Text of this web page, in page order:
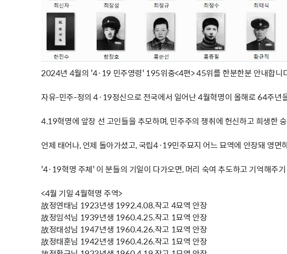
2024년 4월의 '4·19 민주영령' 195위중<4편> 45위를 한분한분 안내합니
자유-민주-정의 4·19정신으로 전국에서 일어난 4월혁명이 올해로 64주년
4.19혁명에 앞장 선 고인들을 추모하며, 민주주의 쟁취에 헌신하고 희생한
언제 태어나, 언제 돌아가셨고, 국립4·19민주묘지 어느 묘역에 안장돼 영면
'4·19혁명 주체' 이 분들의 기일이 다가오면, 머리 숙여 추도하고 기억해주
<4월 기일 4월혁명 주역>
故정연태님 1923년생 1992.4.08.작고 4묘역 안장
故정임석님 1939년생 1960.4.25.작고 1묘역 안장
故정태성님 1947년생 1960.4.26.작고 1묘역 안장
故정태훈님 1942년생 1960.4.26.작고 1묘역 안장